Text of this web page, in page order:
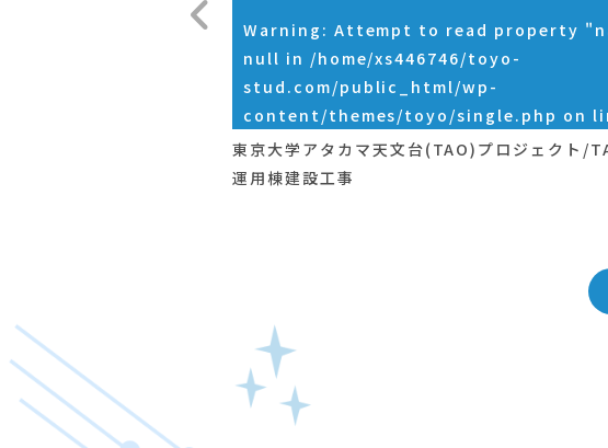
Warning : Attempt to read property
null in /home/xs446746/toyo-
stud.com/public_html/wp-
content/themes/toyo/single.php on
東京大学アタカマ天文台(TAO)プロジェクト/
運用棟建設工事